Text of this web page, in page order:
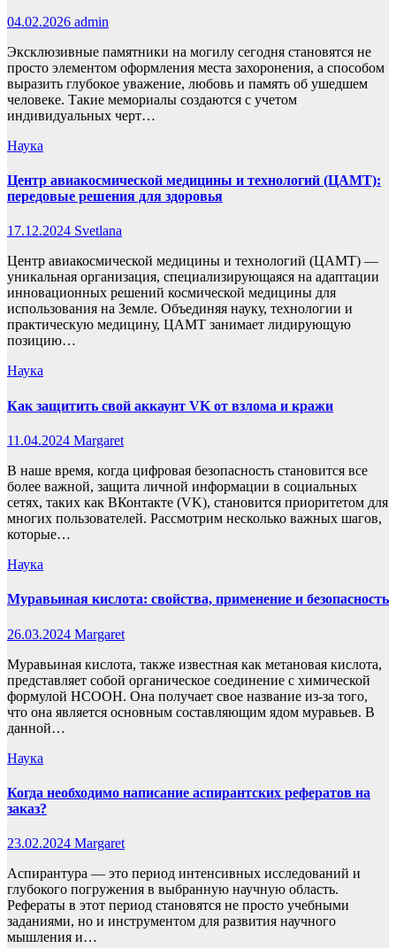
04.02.2026 admin
Эксклюзивные памятники на могилу сегодня становятся не
просто элементом оформления места захоронения, а способом
выразить глубокое уважение, любовь и память об ушедшем
человеке. Такие мемориалы создаются с учетом
индивидуальных черт…
Наука
Центр авиакосмической медицины и технологий (ЦАМТ):
передовые решения для здоровья
17.12.2024 Svetlana
Центр авиакосмической медицины и технологий (ЦАМТ) —
уникальная организация, специализирующаяся на адаптации
инновационных решений космической медицины для
использования на Земле. Объединяя науку, технологии и
практическую медицину, ЦАМТ занимает лидирующую
позицию…
Наука
Как защитить свой аккаунт VK от взлома и кражи
11.04.2024 Margaret
В наше время, когда цифровая безопасность становится все
более важной, защита личной информации в социальных
сетях, таких как ВКонтакте (VK), становится приоритетом для
многих пользователей. Рассмотрим несколько важных шагов,
которые…
Наука
Муравьиная кислота: свойства, применение и безопасность
26.03.2024 Margaret
Муравьиная кислота, также известная как метановая кислота,
представляет собой органическое соединение с химической
формулой HCOOH. Она получает свое название из-за того,
что она является основным составляющим ядом муравьев. В
данной…
Наука
Когда необходимо написание аспирантских рефератов на
заказ?
23.02.2024 Margaret
Аспирантура — это период интенсивных исследований и
глубокого погружения в выбранную научную область.
Рефераты в этот период становятся не просто учебными
заданиями, но и инструментом для развития научного
мышления и…